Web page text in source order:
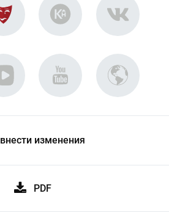
внести изменения
PDF